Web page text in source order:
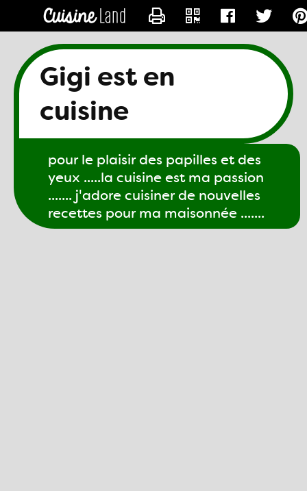
Gigi est en
cuisine
pour le plaisir des papilles et des
yeux .....la cuisine est ma passion
....... j'adore cuisiner de nouvelles
recettes pour ma maisonnée .......
CONTACTER GIGI61